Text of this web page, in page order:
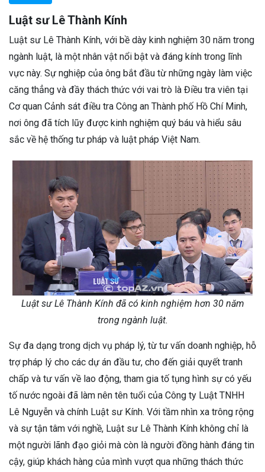
Luật sư Lê Thành Kính
Luật sư Lê Thành Kính, với bề dày kinh nghiệm 30 năm trong
ngành luật, là một nhân vật nổi bật và đáng kính trong lĩnh
vực này. Sự nghiệp của ông bắt đầu từ những ngày làm việc
căng thẳng và đầy thách thức với vai trò là Điều tra viên tại
Cơ quan Cảnh sát điều tra Công an Thành phố Hồ Chí Minh,
nơi ông đã tích lũy được kinh nghiệm quý báu và hiểu sâu
sắc về hệ thống tư pháp và luật pháp Việt Nam.
Luật sư Lê Thành Kính đã có kinh nghiệm hơn 30 năm
trong ngành luật.
Sự đa dạng trong dịch vụ pháp lý, từ tư vấn doanh nghiệp, hỗ
trợ pháp lý cho các dự án đầu tư, cho đến giải quyết tranh
chấp và tư vấn về lao động, tham gia tố tụng hình sự có yếu
tố nước ngoài đã làm nên tên tuổi của Công ty Luật TNHH
Lê Nguyễn và chính Luật sư Kính. Với tầm nhìn xa trông rộng
và sự tận tâm với nghề, Luật sư Lê Thành Kính không chỉ là
một người lãnh đạo giỏi mà còn là người đồng hành đáng tin
cậy, giúp khách hàng của mình vượt qua những thách thức